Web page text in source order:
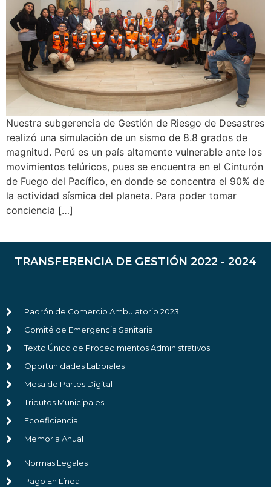
Nuestra subgerencia de Gestión de Riesgo de Desastres
realizó una simulación de un sismo de 8.8 grados de
magnitud. Perú es un país altamente vulnerable ante los
movimientos telúricos, pues se encuentra en el Cinturón
de Fuego del Pacífico, en donde se concentra el 90% de
la actividad sísmica del planeta. Para poder tomar
conciencia […]
TRANSFERENCIA DE GESTIÓN 2022 - 2024
Padrón de Comercio Ambulatorio 2023
Comité de Emergencia Sanitaria
Texto Único de Procedimientos Administrativos
Oportunidades Laborales
Mesa de Partes Digital
Tributos Municipales
Ecoeficiencia
Memoria Anual
Normas Legales
Pago En Línea